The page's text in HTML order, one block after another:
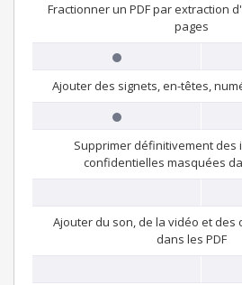
Fractionner un PDF par extraction
pages
Ajouter des signets, en-têtes,
Supprimer définitivement des
confidentielles masquées
Ajouter du son, de la vidéo et des
dans les PDF